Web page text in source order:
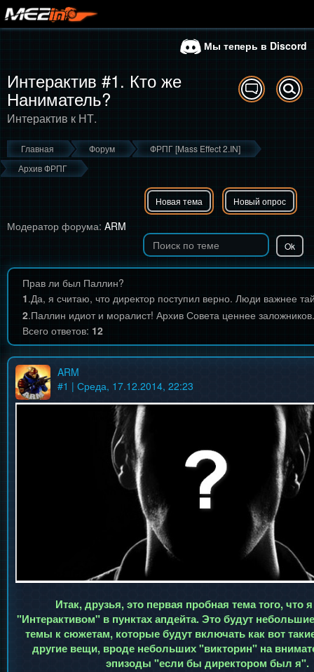
Мы теперь в Discord
Интерактив #1. Кто же
Наниматель?
Интерактив к НТ.
Главная Форум
ФРПГ [Mass Effect 2.IN]
Архив ФРПГ
Новая тема Новый опрос
Модератор форума: ARM
Прав ли был Паллин?
1.Да, я считаю, что директор поступил верно. Люди важнее
2.Паллин идиот и моралист! Архив Совета ценнее заложников.
Всего ответов: 12
ARM
#1 | Среда, 17.12.2014, 22:23
Итак, друзья, это первая пробная тема того, что
"Интерактивом" в пунктах апдейта. Это будут
темы к сюжетам, которые будут включать как вот
другие вещи, вроде небольших "викторин" на
эпизоды "если бы директором был я".